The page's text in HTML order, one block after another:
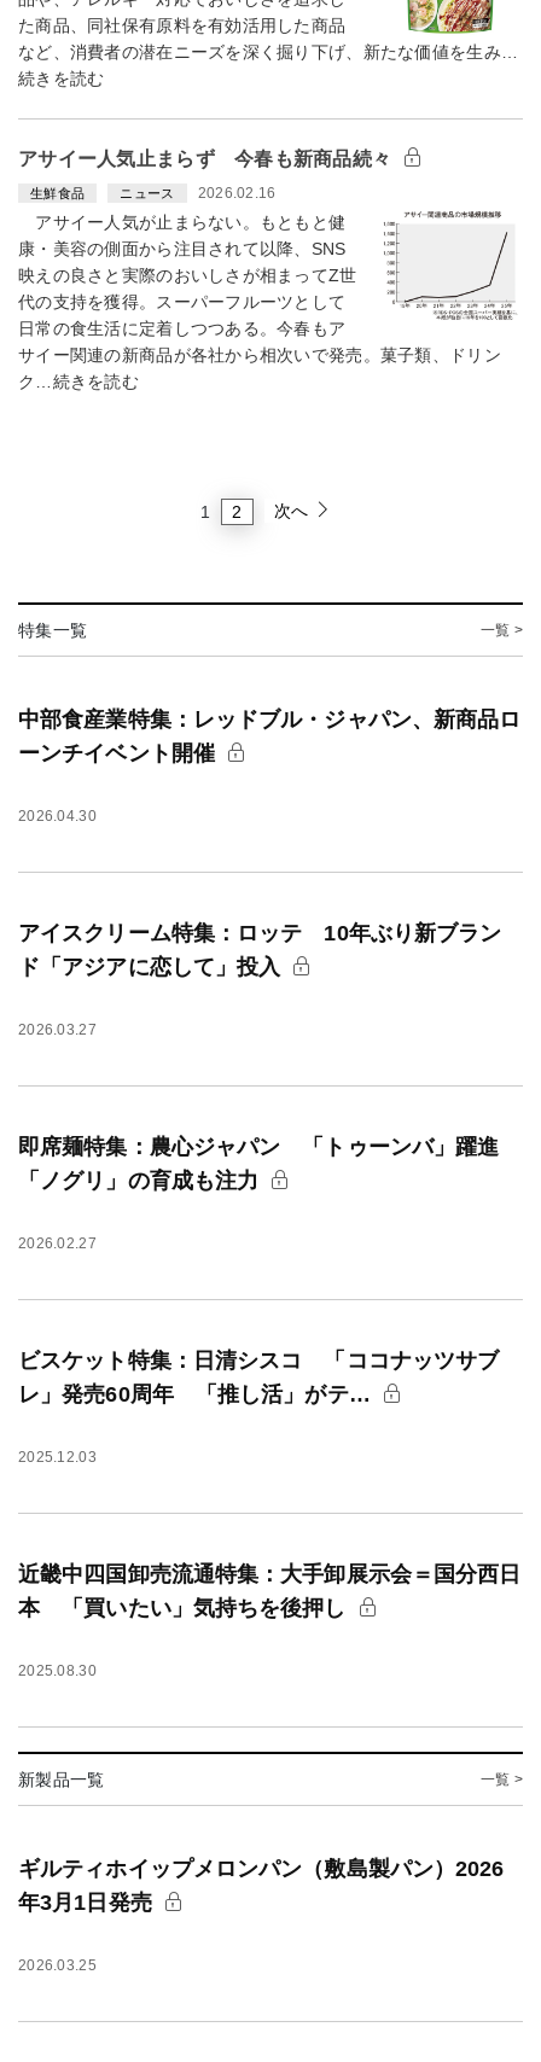
た商品、同社保有原料を有効活用した商品
など、消費者の潜在ニーズを深く掘り下げ、新たな価値を生み…
続きを読む
アサイー人気止まらず 今春も新商品続々
生鮮食品 ニュース 2026.02.16
アサイー人気が止まらない。もともと健
康・美容の側面から注目されて以降、SNS
映えの良さと実際のおいしさが相まってZ世
代の支持を獲得。スーパーフルーツとして
日常の食生活に定着しつつある。今春もア
サイー関連の新商品が各社から相次いで発売。菓子類、ドリン
ク…続きを読む
1 2 次へ
特集一覧 一覧 >
中部食産業特集：レッドブル・ジャパン、新商品ロ
ーンチイベント開催
2026.04.30
アイスクリーム特集：ロッテ 10年ぶり新ブラン
ド「アジアに恋して」投入
2026.03.27
即席麺特集：農心ジャパン 「トゥーンバ」躍進
「ノグリ」の育成も注力
2026.02.27
ビスケット特集：日清シスコ 「ココナッツサブ
レ」発売60周年 「推し活」がテ…
2025.12.03
近畿中四国卸売流通特集：大手卸展示会＝国分西日
本 「買いたい」気持ちを後押し
2025.08.30
新製品一覧 一覧 >
ギルティホイップメロンパン（敷島製パン）2026
年3月1日発売
2026.03.25